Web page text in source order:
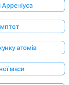
атомів
маси